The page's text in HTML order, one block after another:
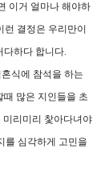
이거 얼마나 해야하
결정은 우리만이
다하다 합니다.
식에 참석을 하는
많은 지인들을 초
리미리 찿아다녀야
를 심각하게 고민을